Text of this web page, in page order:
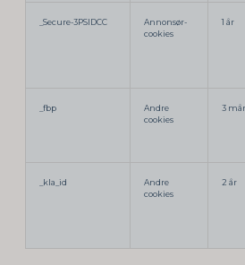
_Secure-3PSIDCC
Annonsør-
cookies
1 år
_fbp
Andre
cookies
3
_kla_id
Andre
cookies
2 år